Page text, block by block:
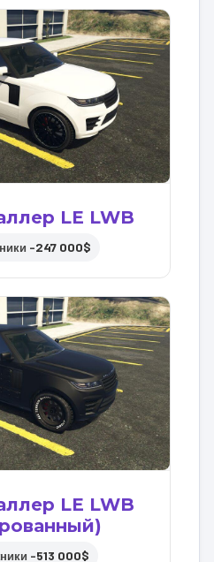
LE LWB
–247 000$
LE LWB
–513 000$